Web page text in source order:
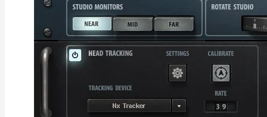
Софт
Индустрия
Сцена
Софт
Индустрия
Сцена